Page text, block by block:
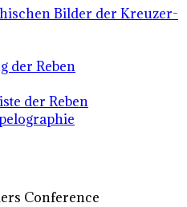
Bilder der Kreuzer-
der Reben
der Reben
Conference